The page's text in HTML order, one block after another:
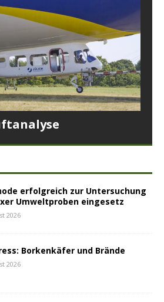
erfolgreich zur Untersuchung
Umweltproben eingesetz
2026
Borkenkäfer und Brände
2026